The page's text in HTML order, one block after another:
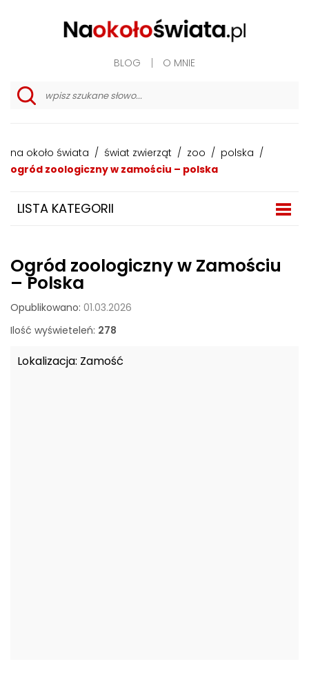
BLOG O MNIE
na około świata / świat zwierząt / zoo / polska /
ogród zoologiczny w zamościu – polska
LISTA KATEGORII
Ogród zoologiczny w Zamościu
– Polska
Opublikowano: 01.03.2026
Ilość wyświeteleń: 278
Lokalizacja: Zamość